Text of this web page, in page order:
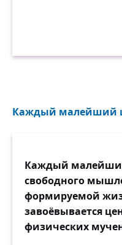
Каждый малейший
Каждый
свободного
формируемой
завоёвывается
физических